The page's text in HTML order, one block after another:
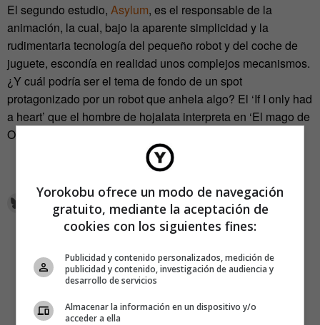
El segundo estudio, Asylum, es el responsable de la
animación, la cual, bajo la aparente simplicidad y la
rudimentaria tecnología del pequeño robot y del coche de
juguete, escondía en realidad unos complejos mecanismos.
¿Y cuál podría ser el tema de fondo de un spot
protagonizado por un robot que anhela algo? El ‘If I only had
a heart’ que el hombre de hojalata interpreta en ‘El mago de
Oz’ fue la opción elegida.
Yorokobu ofrece un modo de navegación
gratuito, mediante la aceptación de
cookies con los siguientes fines:
Publicidad y contenido personalizados, medición de
publicidad y contenido, investigación de audiencia y
desarrollo de servicios
Almacenar la información en un dispositivo y/o
acceder a ella